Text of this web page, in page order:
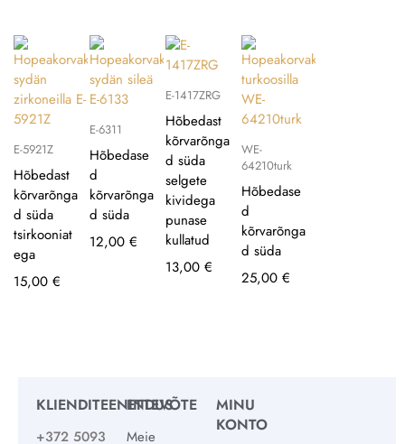
E-5921Z
Hõbedast
kõrvarõnga
d süda
tsirkooniat
ega
15,00 €
E-6311
Hõbedase
d
kõrvarõnga
d süda
12,00 €
E-1417ZRG
Hõbedast
kõrvarõnga
d süda
selgete
kividega
punase
kullatud
13,00 €
WE-
64210turk
Hõbedase
d
kõrvarõnga
d süda
25,00 €
KLIENDITEENINDUS
+372 5093
ETTEVÕTE
Meie
MINU
KONTO